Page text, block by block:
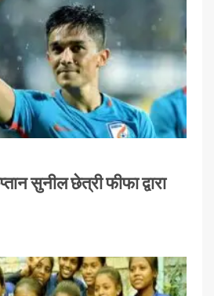
सुनील छेत्री फीफा द्वारा